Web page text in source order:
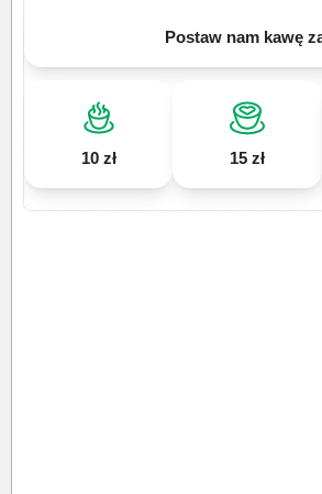
Postaw nam kawę
10 zł 15 zł